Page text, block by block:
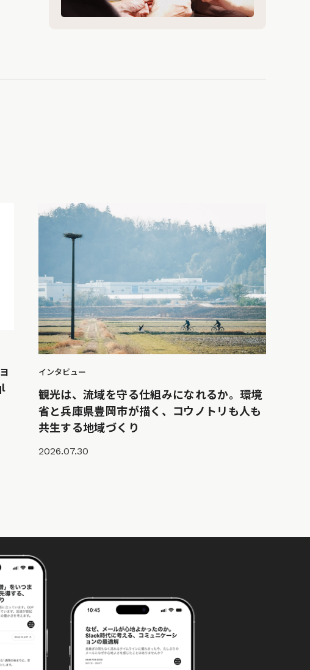
インタビュー
観光は、流域を守る仕組みになれるか。環境
省と兵庫県豊岡市が描く、コウノトリも人も
共生する地域づくり
2026.07.30